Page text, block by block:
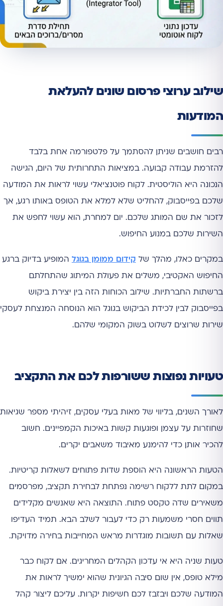
שילוב ערוצי פרסום שונים להעלאת
המודעות
רבים חושבים שניתן להסתמך על פלטפורמה אחת בלבד
להזרמת עבודה קבועה. במציאות התחרותית של היום, הגישה
הנכונה היא הוליסטית. לקוח פוטנציאלי עשוי לראות את המודעה
שלכם בפייסבוק, להחליט שלא למלא את הטופס באותו רגע, אך
לזכור את שם המותג שלכם. יום למחרת, הוא עשוי לחפש את
השירות שלכם במנוע החיפוש.
במקרים כאלו, מהלך של קידום ממומן בגוגל המופיע בדיוק ברגע
החיפוש האקטיבי, משלים את פעולת המיתוג שהתחלתם
ברשתות החברתיות. שילוב הכוחות הזה בין יצירת ביקוש
בפייסבוק לבין לכידת הביקוש בגוגל הוא הנוסחה המנצחת לעסקי
שירות שרוצים לשלוט בשוק המקומי שלהם.
טעויות נפוצות ששורפות לכם את התקציב
לאורך השנים, בליווי של מאות בעלי עסקים, זיהיתי מספר שגיאות
שחוזרות על עצמן ופוגעות קשות באיכות הקמפיינים. חשוב
להכיר אותן כדי להימנע מאיבוד משאבים יקרים.
הטעות הראשונה היא הוספת שדות פתוחים לשאלות קריטיות.
במקום לתת ללקוח רשימה נפתחת לבחירת תקציב, מפרסמים
משאירים שדה טקסט פתוח. התוצאה היא שאנשים מקלידים
תווים חסרי משמעות רק כדי לעבור לשלב הבא. תמיד העדיפו
שאלות עם תשובות מוגדרות מראש המחייבות בחירה מדויקת.
טעות שניה היא אי עדכון הקהלים המחריגים. אם לקוח כבר
מילא טופס, אין שום סיבה הגיונית שהוא ימשיך לראות את
המודעה שלכם ויבזבז לכם חשיפות יקרות. עליכם ליצור קהל